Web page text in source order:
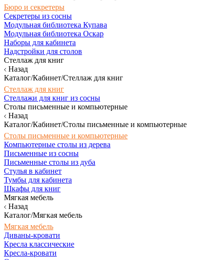
Бюро и секретеры
Секретеры из сосны
Модульная библиотека Купава
Модульная библиотека Оскар
Наборы для кабинета
Надстройки для столов
Стеллаж для книг
Назад
Каталог/Кабинет/Стеллаж для книг
Стеллаж для книг
Стеллажи для книг из сосны
Столы письменные и компьютерные
Назад
Каталог/Кабинет/Столы письменные и компьютерные
Столы письменные и компьютерные
Компьютерные столы из дерева
Письменные из сосны
Письменные столы из дуба
Стулья в кабинет
Тумбы для кабинета
Шкафы для книг
Мягкая мебель
Назад
Каталог/Мягкая мебель
Мягкая мебель
Диваны-кровати
Кресла классические
Кресла-кровати